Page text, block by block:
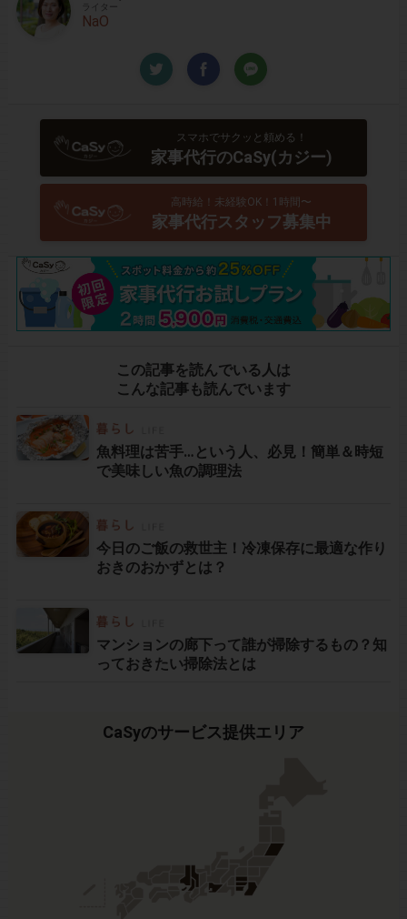
ライター
NaO
スマホでサクッと頼める！
家事代行のCaSy(カジー)
高時給！未経験OK！1時間〜
家事代行スタッフ募集中
この記事を読んでいる人は
こんな記事も読んでいます
魚料理は苦手…という人、必見！簡単＆時短
で美味しい魚の調理法
今日のご飯の救世主！冷凍保存に最適な作り
おきのおかずとは？
マンションの廊下って誰が掃除するもの？知
っておきたい掃除法とは
CaSyのサービス提供エリア